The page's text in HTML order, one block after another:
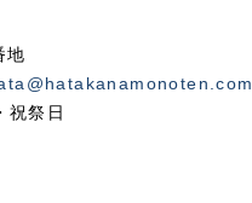
地
祝祭日